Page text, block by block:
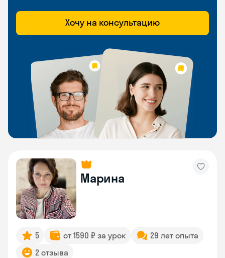
Хочу на консультацию
Марина
5 от 1590 ₽ за урок
29 лет опыта
2 отзыва